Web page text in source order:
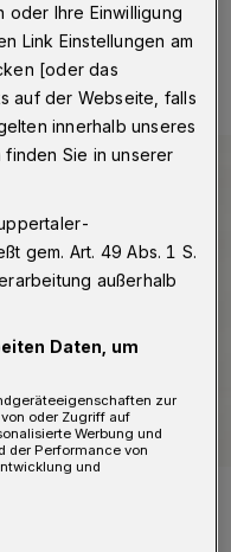
oder Ihre Einwilligung
Link Einstellungen am
[oder das
auf der Webseite, falls
innerhalb unseres
finden Sie in unserer
gem. Art. 49 Abs. 1 S.
außerhalb
Daten, um
zur
oder Zugriff auf
Werbung und
der Performance von
und